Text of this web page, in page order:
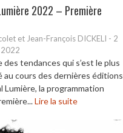
2022 – Première
et Jean-François DICKELI - 2
des tendances qui s’est le plus
au cours des dernières éditions
Lumière, la programmation
Lire la suite